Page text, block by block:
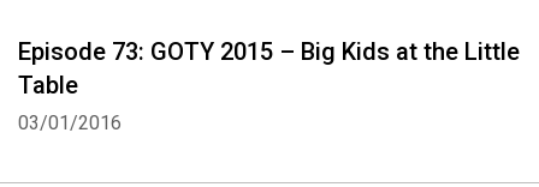
Episode 73: GOTY 2015 – Big Kids at the Little
Table
03/01/2016